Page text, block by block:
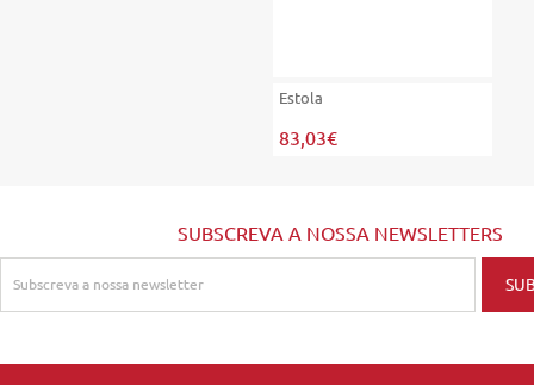
Estola
83,03€
SUBSCREVA A NOSSA NEWSLETTERS